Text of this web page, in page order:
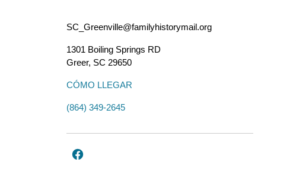
SC_Greenville@familyhistorymail.org
1301 Boiling Springs RD
Greer, SC 29650
CÓMO LLEGAR
(864) 349-2645